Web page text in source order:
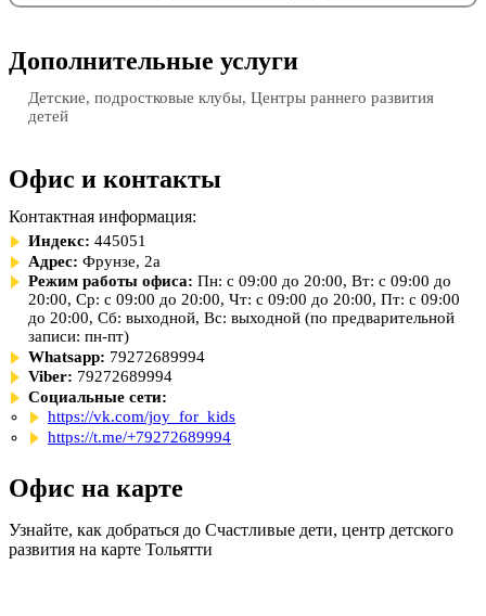
Дополнительные услуги
Детские, подростковые клубы, Центры раннего развития
детей
Офис и контакты
Контактная информация:
Индекс: 445051
Адрес: Фрунзе, 2а
Режим работы офиса: Пн: с 09:00 до 20:00, Вт: с 09:00 до
20:00, Ср: с 09:00 до 20:00, Чт: с 09:00 до 20:00, Пт: с 09:00
до 20:00, Сб: выходной, Вс: выходной (по предварительной
записи: пн-пт)
Whatsapp: 79272689994
Viber: 79272689994
Социальные сети:
https://vk.com/joy_for_kids
https://t.me/+79272689994
Офис на карте
Узнайте, как добраться до Счастливые дети, центр детского
развития на карте Тольятти